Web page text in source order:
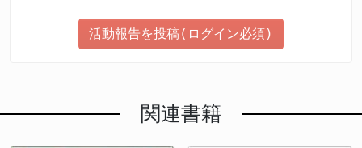
活動報告を投稿(ログイン必須)
関連書籍